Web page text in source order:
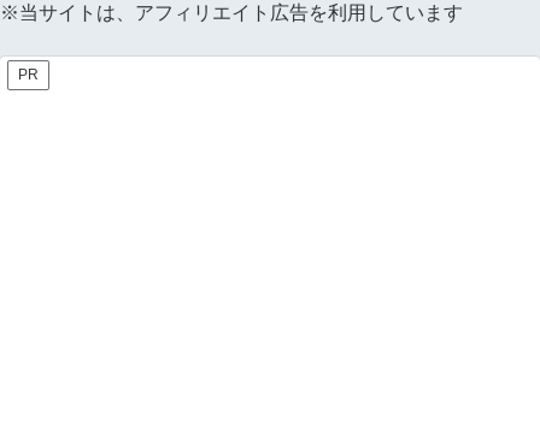
※当サイトは、アフィリエイト広告を利用しています
PR